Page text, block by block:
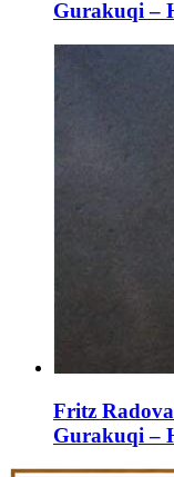
Gurakuqi –
Fritz
Gurakuqi –